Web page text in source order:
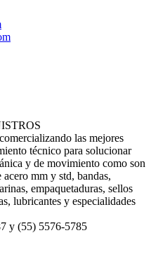
las mejores
técnico para solucionar
y de movimiento como son
mm y std, bandas,
empaquetaduras, sellos
lubricantes y especialidades
y (55) 5576-5785